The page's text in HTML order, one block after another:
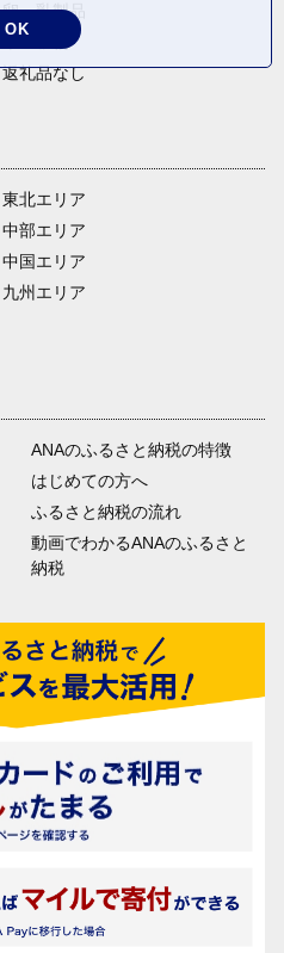
卵・乳製品
返礼品なし
東北エリア
中部エリア
中国エリア
九州エリア
ANAのふるさと納税の特徴
はじめての方へ
ふるさと納税の流れ
動画でわかるANAのふるさと
納税
OK